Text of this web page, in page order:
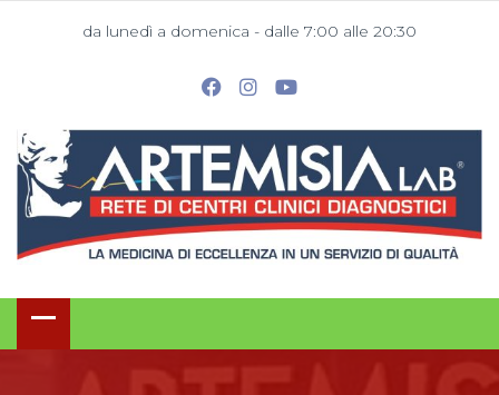
da lunedì a domenica - dalle 7:00 alle 20:30